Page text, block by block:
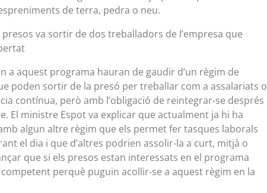
de terra, pedra o neu.
va sortir de dos treballadors de l’empresa que
a aquest programa hauran de gaudir d’un règim de
poden sortir de la presó per treballar com a assalariats o
contínua, però amb l’obligació de reintegrar-se després
El ministre Espot va explicar que actualment ja hi ha
algun altre règim que els permet fer tasques laborals
el dia i que d’altres podrien assolir-la a curt, mitjà o
que si els presos estan interessats en el programa
perquè puguin acollir-se a aquest règim en la